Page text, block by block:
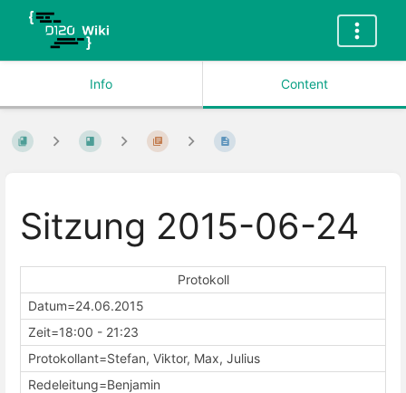
Info Content
Sitzung 2015-06-24
Protokoll
Datum=24.06.2015
Zeit=18:00 - 21:23
Protokollant=Stefan, Viktor, Max, Julius
Redeleitung=Benjamin